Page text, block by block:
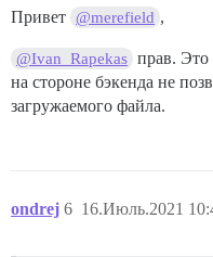
Привет @merefield ,
@Ivan_Rapekas прав. Это
на стороне бэкенда не
загружаемого файла.
ondrej 16.Июль.2021
6